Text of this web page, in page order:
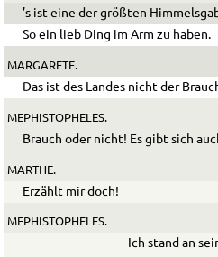
’s ist eine der größten
So ein lieb Ding im Arm zu haben.
MARGARETE.
Das ist des Landes nicht der
MEPHISTOPHELES.
Brauch oder nicht! Es gibt sich
MARTHE.
Erzählt mir doch!
MEPHISTOPHELES.
Ich stand an